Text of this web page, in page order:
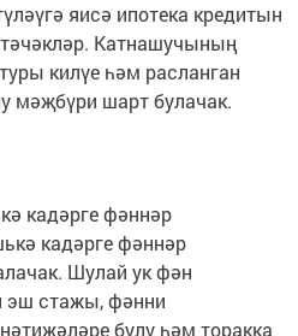
яисә ипотека кредитын
Катнашучының
килүе һәм расланган
мәҗбүри шарт булачак.
кадәрге фәннәр
кадәрге фәннәр
Шулай ук фән
эш стажы, фәнни
булу һәм торакка